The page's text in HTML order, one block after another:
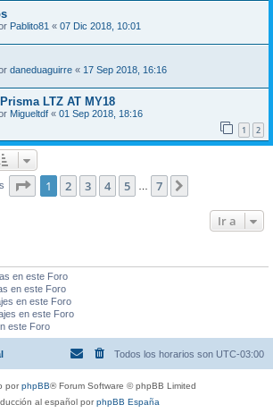
Pablito81 « 07 Dic 2018, 10:01
daneduaguirre « 17 Sep 2018, 16:16
LTZ AT MY18
Migueltdf « 01 Sep 2018, 18:16
1 2
Página de
1 2 3 4 5 7
Ir a
en este Foro
en este Foro
en este Foro
en este Foro
este Foro
Todos los horarios son UTC-03:00
porphpBB® Forum Software © phpBB Limited
al español porphpBB España